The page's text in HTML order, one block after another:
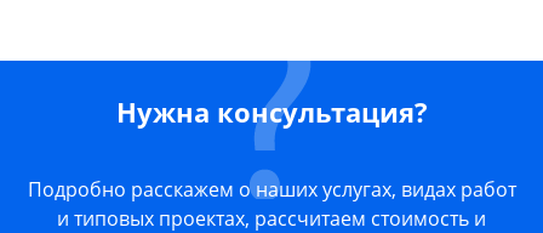
Нужна консультация?
Подробно расскажем о наших услугах, видах работ
и типовых проектах, рассчитаем стоимость и